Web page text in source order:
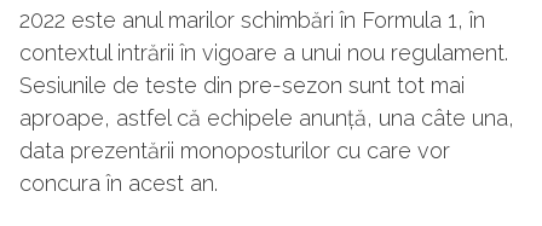
2022 este anul marilor schimbări în Formula 1, în
contextul intrării în vigoare a unui nou regulament.
Sesiunile de teste din pre-sezon sunt tot mai
aproape, astfel că echipele anunță, una câte una,
data prezentării monoposturilor cu care vor
concura în acest an.